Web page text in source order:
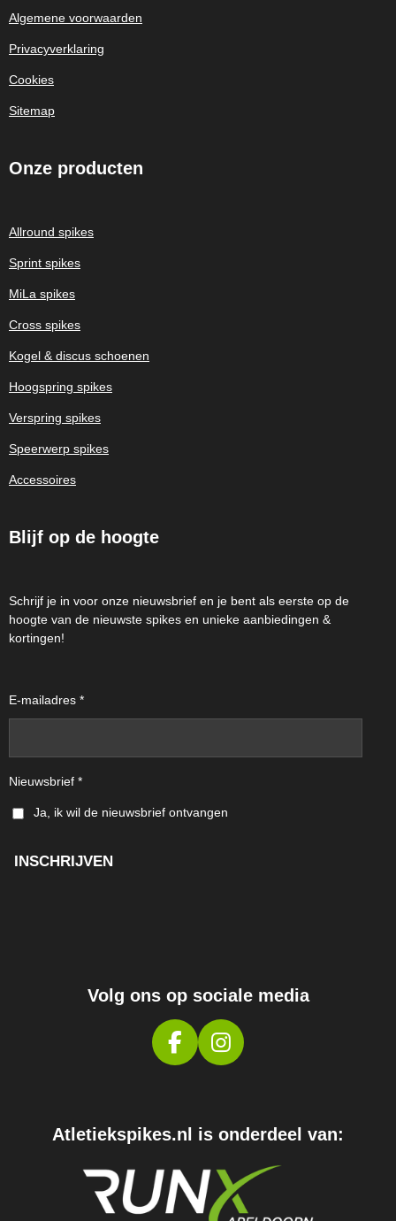
Algemene voorwaarden
Privacyverklaring
Cookies
Sitemap
Onze producten
Allround spikes
Sprint spikes
MiLa spikes
Cross spikes
Kogel & discus schoenen
Hoogspring spikes
Verspring spikes
Speerwerp spikes
Accessoires
Blijf op de hoogte
Schrijf je in voor onze nieuwsbrief en je bent als eerste op de
hoogte van de nieuwste spikes en unieke aanbiedingen &
kortingen!
E-mailadres *
Nieuwsbrief *
Ja, ik wil de nieuwsbrief ontvangen
INSCHRIJVEN
Volg ons op sociale media
F
B
O
K
I
A
R
A
Atletiekspikes.nl is onderdeel van: